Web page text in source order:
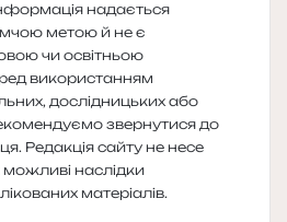
надається
метою й не є
чи освітньою
використанням
дослідницьких або
звернутися до
Редакція сайту не несе
можливі наслідки
матеріалів.